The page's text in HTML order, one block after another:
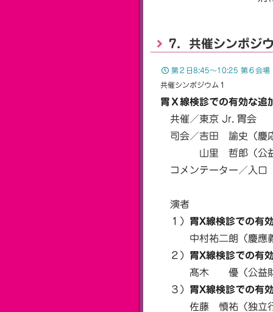
7．共催シンポジ
第２日8:45〜10:25 第６会
共催シンポジウム１
胃Ｘ線検診での有効な追
共催／東京 Jr. 胃会
司会／吉田 諭史（慶
山里 哲郎（公益財
コメンテーター／入
演者
１） 胃X線検診での有
中村祐二朗（慶應義
２） 胃X線検診での有
髙木 優（公益財団
３） 胃X線検診での有
佐藤 慎祐（独立行